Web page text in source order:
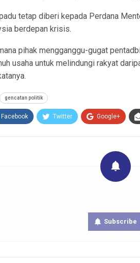
tetap diberi kepada Perdana
berdepan krisis.
pihak mengganggu-gugat
usaha untuk melindungi rakyat
gencatan politik
Facebook Twitter Google+
Subscribe